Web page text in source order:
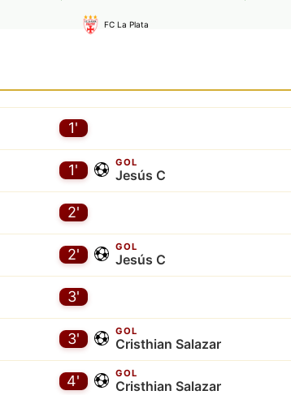
FC La Plata
1'
1' GOL
Jesús C
2'
2' GOL
Jesús C
3'
3' GOL
Cristhian Salazar
4' GOL
Cristhian Salazar